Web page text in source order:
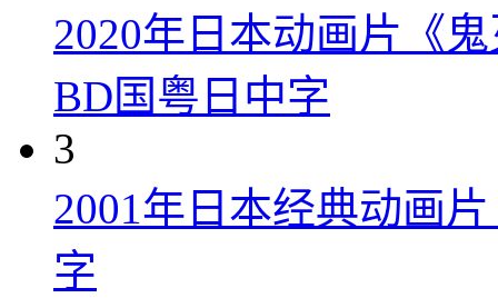
2020年日本动画片《
BD国粤日中字
3
2001年日本经典动画
字